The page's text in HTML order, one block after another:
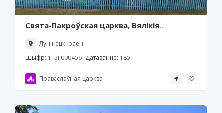
Свята-Пакроўская царква, Вялікія
Лунінецкі раён
Шыфр: 113Г000456 Датаванне: 1851
Праваслаўная царква